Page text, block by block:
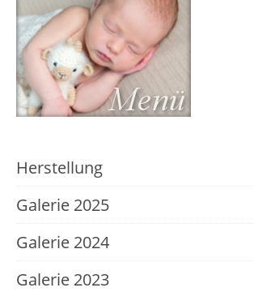
Herstellung
Galerie 2025
Galerie 2024
Galerie 2023